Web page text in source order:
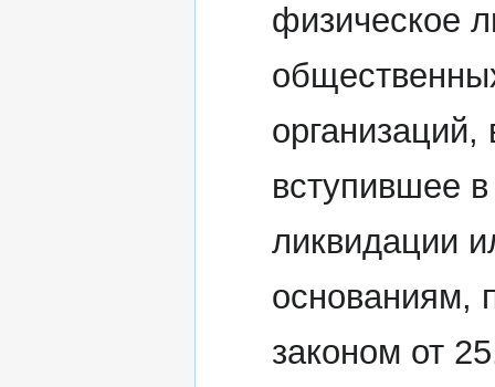
физическое
вступившее
ликвидации
основаниям,
законом от